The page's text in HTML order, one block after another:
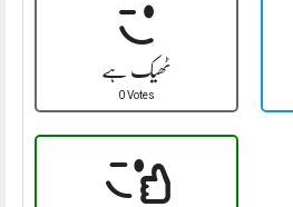
ٹھیک ہے
0 Votes